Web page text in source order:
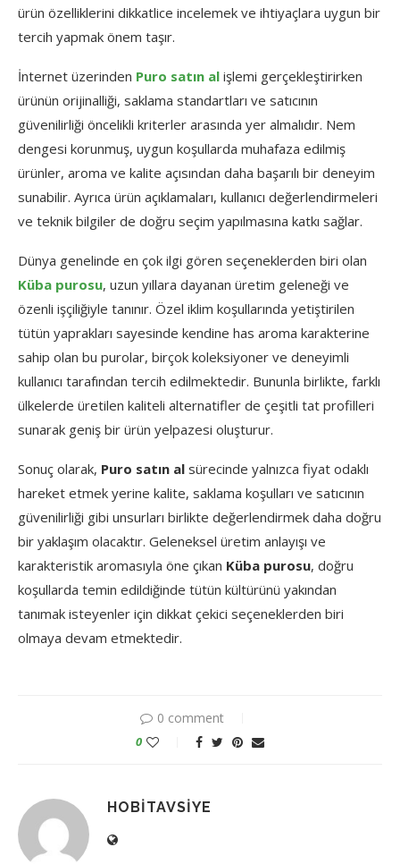
ürün özelliklerini dikkatlice incelemek ve ihtiyaçlara uygun bir
tercih yapmak önem taşır.
İnternet üzerinden Puro satın al işlemi gerçekleştirirken
ürünün orijinalliği, saklama standartları ve satıcının
güvenilirliği öncelikli kriterler arasında yer almalıdır. Nem
dengesi korunmuş, uygun koşullarda muhafaza edilmiş
ürünler, aroma ve kalite açısından daha başarılı bir deneyim
sunabilir. Ayrıca ürün açıklamaları, kullanıcı değerlendirmeleri
ve teknik bilgiler de doğru seçim yapılmasına katkı sağlar.
Dünya genelinde en çok ilgi gören seçeneklerden biri olan
Küba purosu, uzun yıllara dayanan üretim geleneği ve
özenli işçiliğiyle tanınır. Özel iklim koşullarında yetiştirilen
tütün yaprakları sayesinde kendine has aroma karakterine
sahip olan bu purolar, birçok koleksiyoner ve deneyimli
kullanıcı tarafından tercih edilmektedir. Bununla birlikte, farklı
ülkelerde üretilen kaliteli alternatifler de çeşitli tat profilleri
sunarak geniş bir ürün yelpazesi oluşturur.
Sonuç olarak, Puro satın al sürecinde yalnızca fiyat odaklı
hareket etmek yerine kalite, saklama koşulları ve satıcının
güvenilirliği gibi unsurları birlikte değerlendirmek daha doğru
bir yaklaşım olacaktır. Geleneksel üretim anlayışı ve
karakteristik aromasıyla öne çıkan Küba purosu, doğru
koşullarda temin edildiğinde tütün kültürünü yakından
tanımak isteyenler için dikkat çekici seçeneklerden biri
olmaya devam etmektedir.
0 comment
0
HOBITAVSIYE